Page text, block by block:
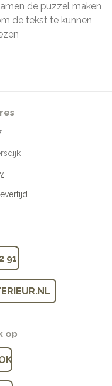
de puzzel maken
de tekst te kunnen
91
L
op